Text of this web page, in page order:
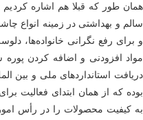
طور که قبلا هم اشاره کردیم
و بهداشتی در زمینه انواع
برای رفع نگرانی خانواده‌ها،
افزودنی و اضافه کردن پوره
استانداردهای ملی و بین
که از همان ابتدای فعالیت
کیفیت محصولات را در رأس